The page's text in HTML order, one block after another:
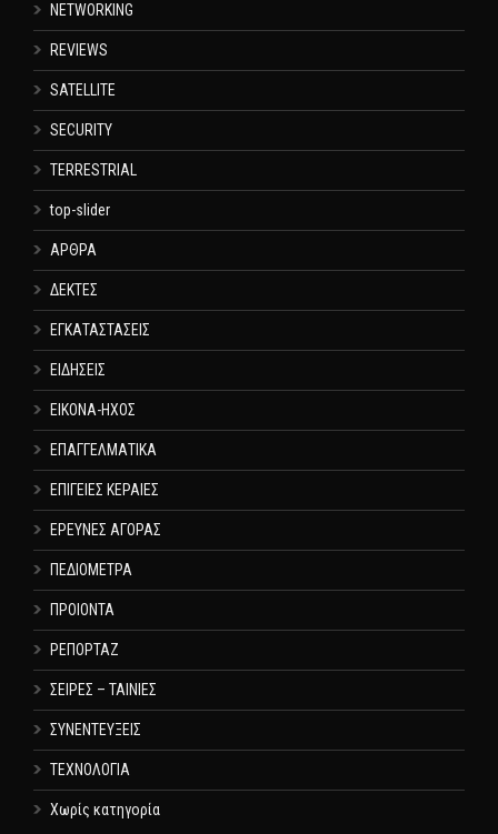
NETWORKING
REVIEWS
SATELLITE
SECURITY
TERRESTRIAL
top-slider
ΑΡΘΡΑ
ΔΕΚΤΕΣ
ΕΓΚΑΤΑΣΤΑΣΕΙΣ
ΕΙΔΗΣΕΙΣ
ΕΙΚΟΝΑ-ΗΧΟΣ
ΕΠΑΓΓΕΛΜΑΤΙΚΑ
ΕΠΙΓΕΙΕΣ ΚΕΡΑΙΕΣ
ΕΡΕΥΝΕΣ ΑΓΟΡΑΣ
ΠΕΔΙΟΜΕΤΡΑ
ΠΡΟΙΟΝΤΑ
ΡΕΠΟΡΤΑΖ
ΣΕΙΡΕΣ – ΤΑΙΝΙΕΣ
ΣΥΝΕΝΤΕΥΞΕΙΣ
ΤΕΧΝΟΛΟΓΙΑ
Χωρίς κατηγορία